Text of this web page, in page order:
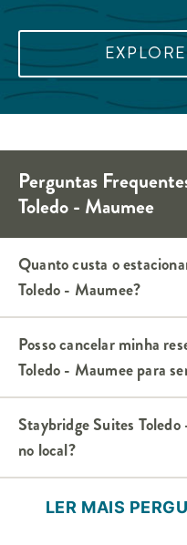
Perguntas
Toledo - Maumee
Quanto custa o
Toledo - Maumee?
Posso cancelar minha
Toledo - Maumeepara
Staybridge Suites
no local?
LER MAIS